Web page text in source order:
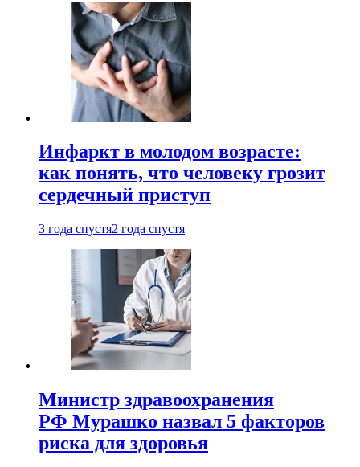
Инфаркт в молодом возрасте:
как понять, что человеку грозит
сердечный приступ
3 года спустя2 года спустя
Министр здравоохранения
РФ Мурашко назвал 5 факторов
риска для здоровья